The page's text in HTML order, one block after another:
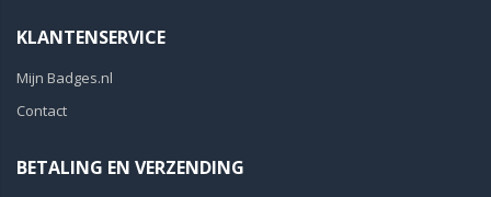
KLANTENSERVICE
Mijn Badges.nl
Contact
BETALING EN VERZENDING